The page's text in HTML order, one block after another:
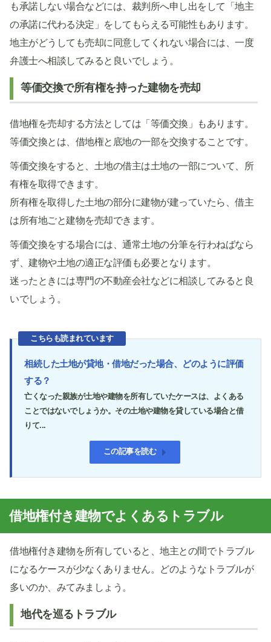
も承諾しない場合などには、裁判所へ申し出をして「地主
の承諾に代わる決定」をしてもらえる可能性もあります。
地主がどうしても売却に同意してくれない場合には、一度
弁護士へ相談してみると良いでしょう。
等価交換で所有権を持った建物を売却
借地権を売却する方法としては「等価交換」もあります。
等価交換とは、借地権と底地の一部を交換することです。
等価交換をすると、土地の借主は土地の一部について、所
有権を取得できます。
所有権を取得した土地の部分に建物が建っていたら、借主
は所有地ごと建物を売却できます。
等価交換をする場合には、通常土地の分筆を行わねばなら
ず、建物や土地の適正な評価も必要となります。
迷ったときには専門の不動産会社などに相談してみると良
いでしょう。
こちらも読まれています
相続した土地が貸地・借地だった場合、どのように評価
する？
亡くなった親族が土地や建物を所有していたケースは、よくある
ことではないでしょうか。その土地や建物を貸している場合と借
りて...
この記事を読む
借地権付き建物でよくあるトラブル
借地権付き建物を所有していると、地主との間でトラブル
になるケースが少なくありません。どのようなトラブルが
多いのか、みてみましょう。
地代を巡るトラブル